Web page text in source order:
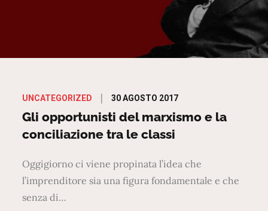
UNCATEGORIZED
Posted
on
30 AGOSTO 2017
Gli opportunisti del marxismo e la
conciliazione tra le classi
Oggigiorno ci viene propinata l’idea che
l’imprenditore sia una figura fondamentale e che
senza di…